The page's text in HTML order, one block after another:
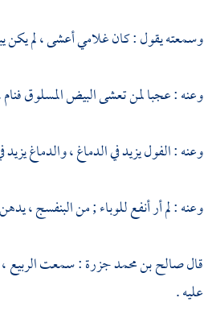
وسمعته يقول : كان غلامي أعشى ، لم يكن
وعنه : عجبا لمن تعشى البيض المسلوق
وعنه : الفول يزيد في الدماغ ، والدماغ
وعنه : لم أر أنفع للوباء ; من البنفسج ،
قالصالح بن محمد جزرة: سمعتالربيع
عليه .